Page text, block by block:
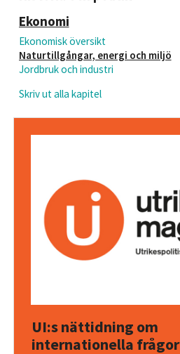
Ekonomi
Ekonomisk översikt
Naturtillgångar, energi och miljö
Jordbruk och industri
Skriv ut alla kapitel
UI:s nättidning om
internationella frågor